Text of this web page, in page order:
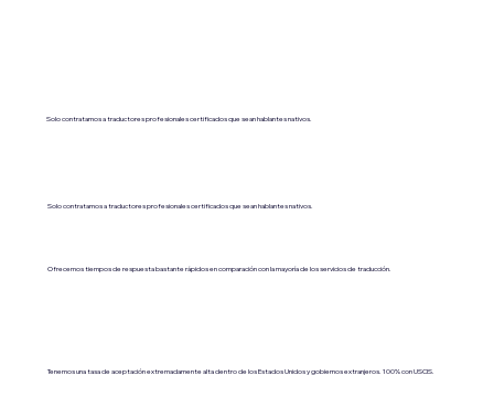
Solo contratamos a traductores profesionales certificados que sean hablantes nativos.
Solo contratamos a traductores profesionales certificados que sean hablantes nativos.
Ofrecemos tiempos de respuesta bastante rápidos en comparación con la mayoría de los servicios de traducción.
Tenemos una tasa de aceptación extremadamente alta dentro de los Estados Unidos y gobiernos extranjeros. 100% con USCIS.